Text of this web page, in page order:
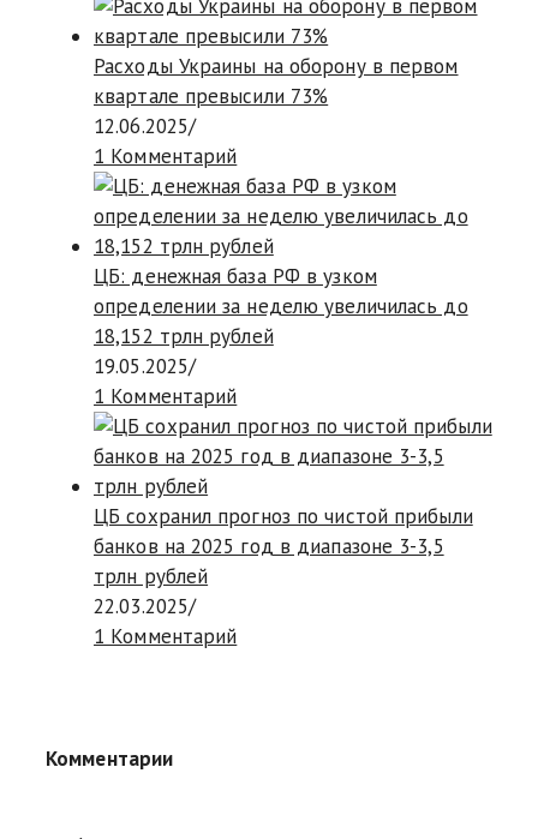
Расходы Украины на оборону в первом
квартале превысили 73%
12.06.2025/
1 Комментарий
ЦБ: денежная база РФ в узком
определении за неделю увеличилась до
18,152 трлн рублей
19.05.2025/
1 Комментарий
ЦБ сохранил прогноз по чистой прибыли
банков на 2025 год в диапазоне 3-3,5
трлн рублей
22.03.2025/
1 Комментарий
Комментарии